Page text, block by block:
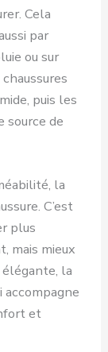
Cela
par
ou sur
puis les
source de
la
C’est
plus
mais mieux
la
et